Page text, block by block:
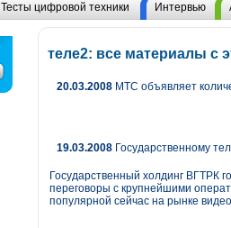
Тесты цифровой техники Интервью
теле2: все материалы с
20.03.2008 МТС объявляет
19.03.2008 Государственному
Государственный холдинг ВГТРК
переговоры с крупнейшими
популярной сейчас на рынке